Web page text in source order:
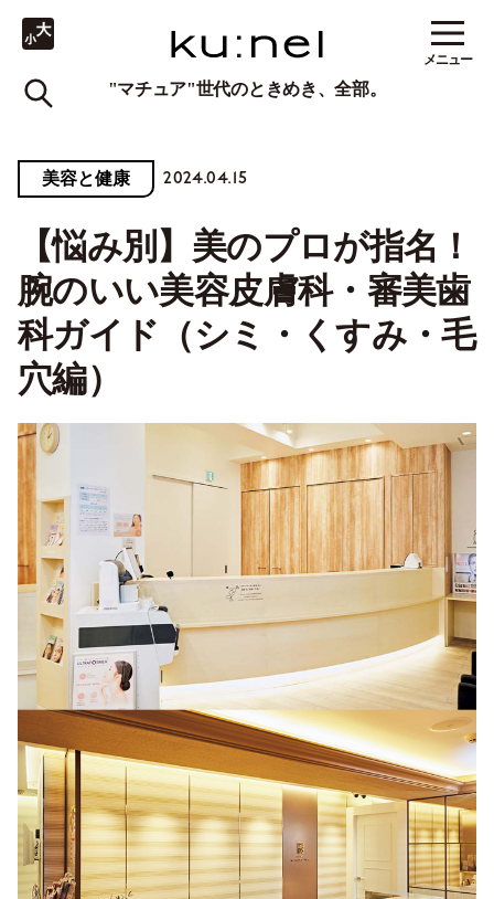
"マチュア"世代のときめき、全部。
メニュー
美容と健康 2024.04.15
【悩み別】美のプロが指名！
腕のいい美容皮膚科・審美歯
科ガイド（シミ・くすみ・毛
穴編）